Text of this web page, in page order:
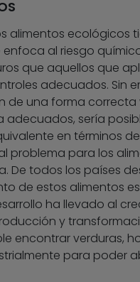
alimentos ecológicos
enfoca al riesgo
que aquellos que
adecuados. Sin
de una forma
adecuados, sería
en términos
problema para los
todos los países
de estos alimentos es
ha llevado al
y
encontrar verduras,
para poder